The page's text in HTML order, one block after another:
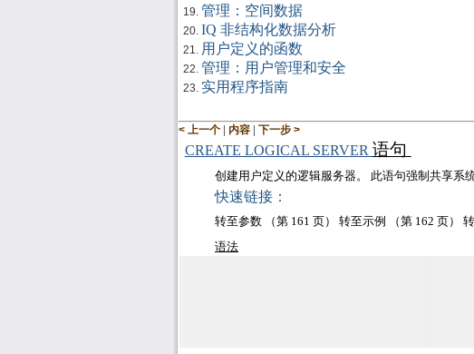
管理：空间数据
IQ 非结构化数据分析
用户定义的函数
管理：用户管理和安全
实用程序指南
< 上一个 | 内容 | 下一步 >
CREATE LOGICAL SERVER 语句
创建用户定义的逻辑服务器。 此语句强制共享系
快速链接：
转至参数 （第 161 页） 转至示例 （第 162 页）
语法